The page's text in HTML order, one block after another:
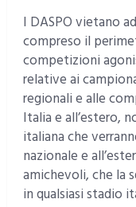
I DASPO vietano
compreso il
competizioni
relative ai
regionali e alle
Italia e all’estero,
italiana che
nazionale e
amichevoli, che la
in qualsiasi stadio